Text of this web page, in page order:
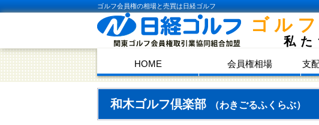
ゴルフ会員権の相場と売買は日経ゴルフ
ゴル
私
HOME 会員権相場 支
和木ゴルフ倶楽部 （わきごるふくらぶ）